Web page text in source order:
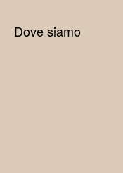
Dove siamo